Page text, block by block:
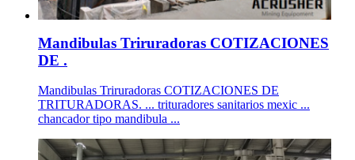
Mandibulas Triruradoras COTIZACIONES
DE .
Mandibulas Triruradoras COTIZACIONES DE
TRITURADORAS. ... trituradores sanitarios mexic ...
chancador tipo mandibula ...